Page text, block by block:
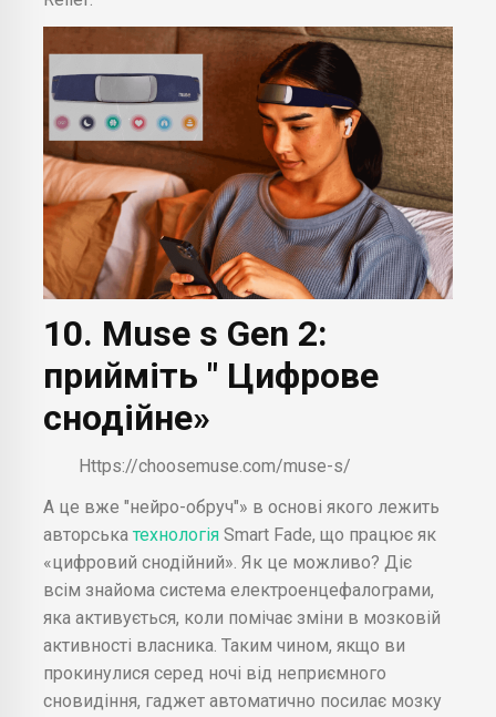
10. Muse s Gen 2:
прийміть " Цифрове
снодійне»
Https://choosemuse.com/muse-s/
А це вже "нейро-обруч"» в основі якого лежить
авторська технологія Smart Fade, що працює як
«цифровий снодійний». Як це можливо? Діє
всім знайома система електроенцефалограми,
яка активується, коли помічає зміни в мозковій
активності власника. Таким чином, якщо ви
прокинулися серед ночі від неприємного
сновидіння, гаджет автоматично посилає мозку